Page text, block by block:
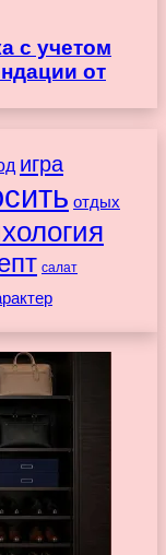
с учетом
от
игра
отдых
салат